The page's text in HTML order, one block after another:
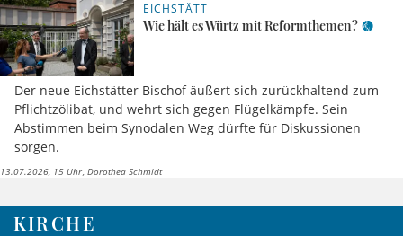
EICHSTÄTT
Wie hält es Würtz mit Reformthemen?
Der neue Eichstätter Bischof äußert sich zurückhaltend zum
Pflichtzölibat, und wehrt sich gegen Flügelkämpfe. Sein
Abstimmen beim Synodalen Weg dürfte für Diskussionen
sorgen.
13.07.2026, 15 Uhr Dorothea Schmidt
KIRCHE